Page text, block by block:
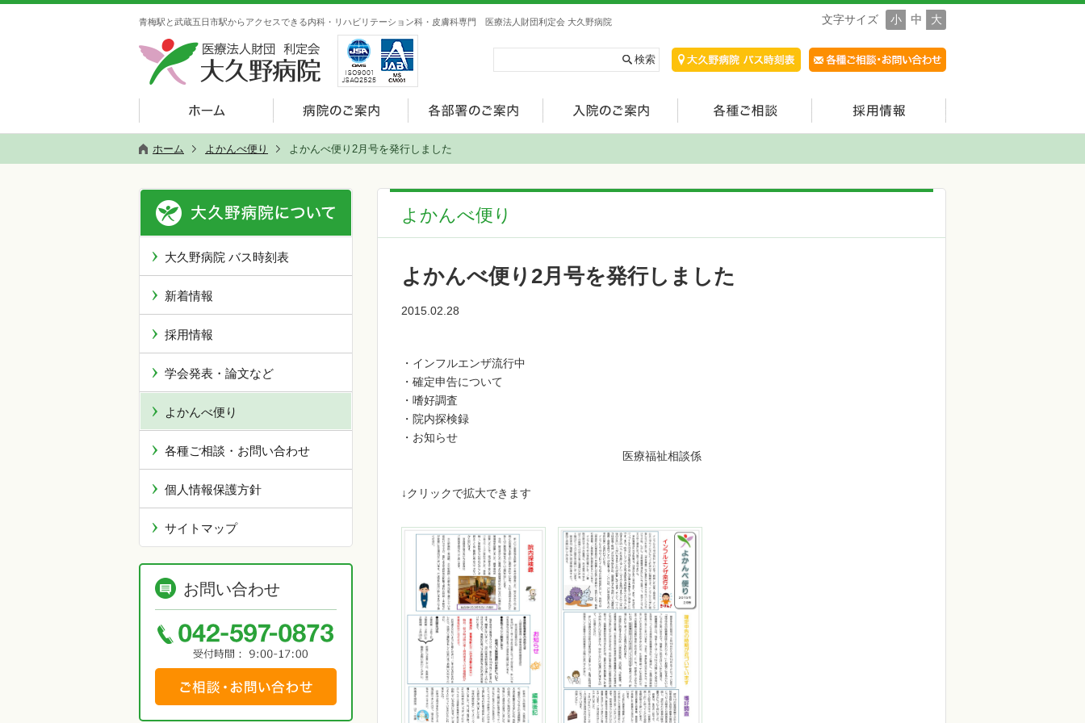
青梅駅と武蔵五日市駅からアクセスできる内科・リハビリテーション科・皮膚科専門 医療法人財団利定会 大久野病院 文字サイズ 小 中 大
ホーム よかんべ便り よかんべ便り2月号を発行しました
よかんべ便り
よかんべ便り2月号を発行しました
2015.02.28
・インフルエンザ流行中
・確定申告について
・嗜好調査
・院内探検録
・お知らせ
医療福祉相談係
↓クリックで拡大できます
大久野病院 バス時刻表
新着情報
採用情報
学会発表・論文など
よかんべ便り
各種ご相談・お問い合わせ
個人情報保護方針
サイトマップ
お問い合わせ